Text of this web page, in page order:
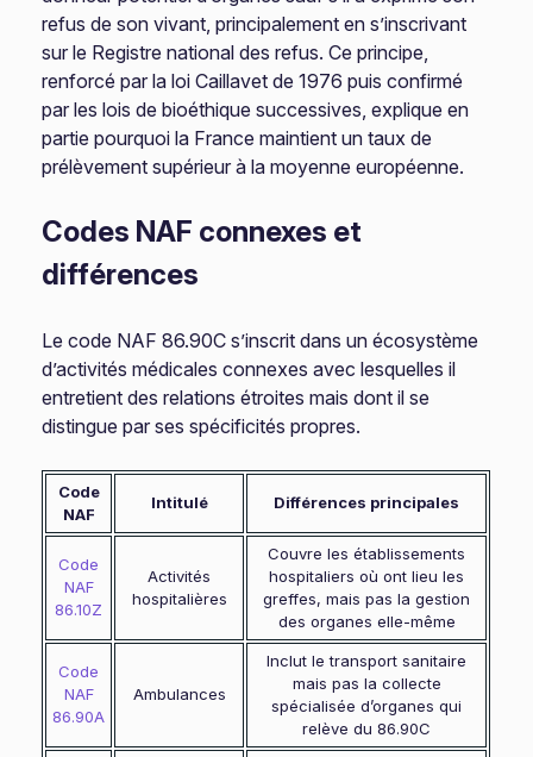
refus de son vivant, principalement en s’inscrivant
sur le Registre national des refus. Ce principe,
renforcé par la loi Caillavet de 1976 puis confirmé
par les lois de bioéthique successives, explique en
partie pourquoi la France maintient un taux de
prélèvement supérieur à la moyenne européenne.
Codes NAF connexes et
différences
Le code NAF 86.90C s’inscrit dans un écosystème
d’activités médicales connexes avec lesquelles il
entretient des relations étroites mais dont il se
distingue par ses spécificités propres.
Code
NAF
Intitulé Différences principales
Code
NAF
86.10Z
Activités
hospitalières
Couvre les établissements
hospitaliers où ont lieu les
greffes, mais pas la gestion
des organes elle-même
Code
NAF
86.90A
Ambulances
Inclut le transport sanitaire
mais pas la collecte
spécialisée d’organes qui
relève du 86.90C